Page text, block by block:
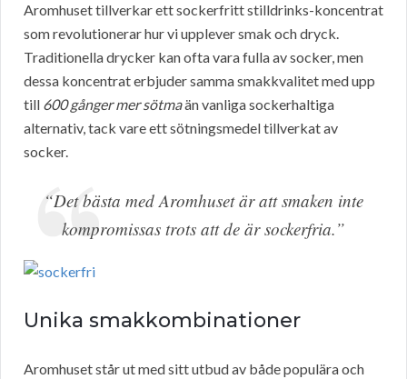
Aromhuset tillverkar ett sockerfritt stilldrinks-koncentrat
som revolutionerar hur vi upplever smak och dryck.
Traditionella drycker kan ofta vara fulla av socker, men
dessa koncentrat erbjuder samma smakkvalitet med upp
till 600 gånger mer sötmaän vanliga sockerhaltiga
alternativ, tack vare ett sötningsmedel tillverkat av
socker.
“Det bästa med Aromhuset är att smaken inte
kompromissas trots att de är sockerfria.”
Unika smakkombinationer
Aromhuset står ut med sitt utbud av både populära och